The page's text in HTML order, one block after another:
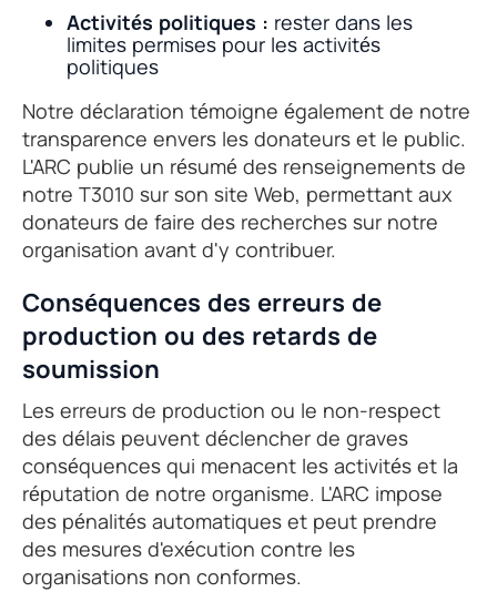
Activités politiques : rester dans les
limites permises pour les activités
politiques
Notre déclaration témoigne également de notre
transparence envers les donateurs et le public.
L'ARC publie un résumé des renseignements de
notre T3010 sur son site Web, permettant aux
donateurs de faire des recherches sur notre
organisation avant d'y contribuer.
Conséquences des erreurs de
production ou des retards de
soumission
Les erreurs de production ou le non-respect
des délais peuvent déclencher de graves
conséquences qui menacent les activités et la
réputation de notre organisme. L'ARC impose
des pénalités automatiques et peut prendre
des mesures d'exécution contre les
organisations non conformes.